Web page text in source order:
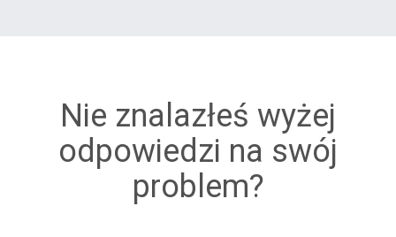
Nie znalazłeś wyżej
odpowiedzi na swój
problem?